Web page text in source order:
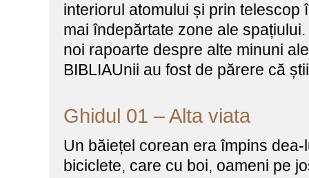
interiorul atomului și prin telescop
mai îndepărtate zone ale
noi rapoarte despre alte minuni
BIBLIAUnii au fost de părere că
Ghidul 01 – Alta viata
Un băiețel corean era împins
biciclete, care cu boi, oameni pe